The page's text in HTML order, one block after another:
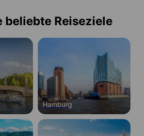
beliebte Reiseziele
Hamburg